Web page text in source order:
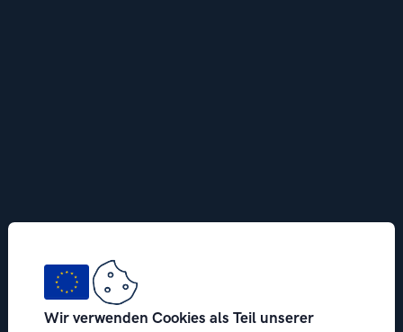
Wir verwenden Cookies als Teil unserer